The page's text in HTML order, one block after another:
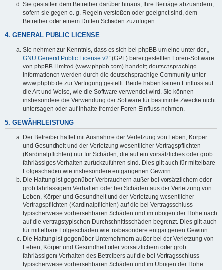
Sie gestatten dem Betreiber darüber hinaus, Ihre Beiträge abzuändern,
sofern sie gegen o. g. Regeln verstoßen oder geeignet sind, dem
Betreiber oder einem Dritten Schaden zuzufügen.
4. GENERAL PUBLIC LICENSE
Sie nehmen zur Kenntnis, dass es sich bei phpBB um eine unter der „
GNU General Public License v2“ (GPL) bereitgestellten Foren-Software
von phpBB Limited (www.phpbb.com) handelt; deutschsprachige
Informationen werden durch die deutschsprachige Community unter
www.phpbb.de zur Verfügung gestellt. Beide haben keinen Einfluss auf
die Art und Weise, wie die Software verwendet wird. Sie können
insbesondere die Verwendung der Software für bestimmte Zwecke nicht
untersagen oder auf Inhalte fremder Foren Einfluss nehmen.
5. GEWÄHRLEISTUNG
Der Betreiber haftet mit Ausnahme der Verletzung von Leben, Körper
und Gesundheit und der Verletzung wesentlicher Vertragspflichten
(Kardinalpflichten) nur für Schäden, die auf ein vorsätzliches oder grob
fahrlässiges Verhalten zurückzuführen sind. Dies gilt auch für mittelbare
Folgeschäden wie insbesondere entgangenen Gewinn.
Die Haftung ist gegenüber Verbrauchern außer bei vorsätzlichem oder
grob fahrlässigem Verhalten oder bei Schäden aus der Verletzung von
Leben, Körper und Gesundheit und der Verletzung wesentlicher
Vertragspflichten (Kardinalpflichten) auf die bei Vertragsschluss
typischerweise vorhersehbaren Schäden und im übrigen der Höhe nach
auf die vertragstypischen Durchschnittsschäden begrenzt. Dies gilt auch
für mittelbare Folgeschäden wie insbesondere entgangenen Gewinn.
Die Haftung ist gegenüber Unternehmern außer bei der Verletzung von
Leben, Körper und Gesundheit oder vorsätzlichem oder grob
fahrlässigem Verhalten des Betreibers auf die bei Vertragsschluss
typischerweise vorhersehbaren Schäden und im Übrigen der Höhe